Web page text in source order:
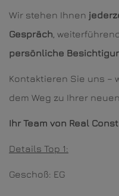
Wir stehen Ihnen
Gespräch ,
persönliche
Kontaktieren Sie uns –
dem Weg zu Ihrer
Ihr Team von Real
Details Top 1:
Geschoß: EG